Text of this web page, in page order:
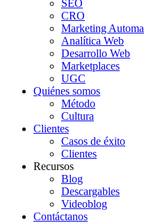
SEO
CRO
Marketing
Analítica Web
Desarrollo Web
Marketplaces
UGC
Quiénes somos
Método
Cultura
Clientes
Casos de éxito
Clientes
Recursos
Blog
Descargables
Videoblog
Contáctanos